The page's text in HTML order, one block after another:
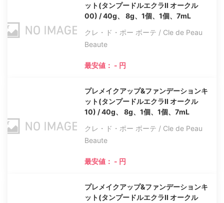
ット(タンプードルエクラII オークル
00) / 40g、 8g、1個、1個、7mL
クレ・ド・ポー ボーテ / Cle de Peau
Beaute
最安値： - 円
プレメイクアップ&ファンデーションキ
ット(タンプードルエクラII オークル
10) / 40g、 8g、1個、1個、7mL
クレ・ド・ポー ボーテ / Cle de Peau
Beaute
最安値： - 円
プレメイクアップ&ファンデーションキ
ット(タンプードルエクラII オークル